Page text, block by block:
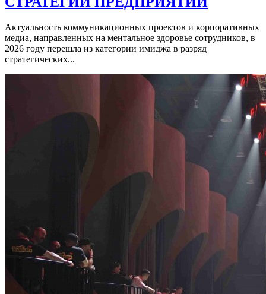
Актуальность коммуникационных проектов и корпоративных
медиа, направленных на ментальное здоровье сотрудников, в
2026 году перешла из категории имиджа в разряд
стратегических...